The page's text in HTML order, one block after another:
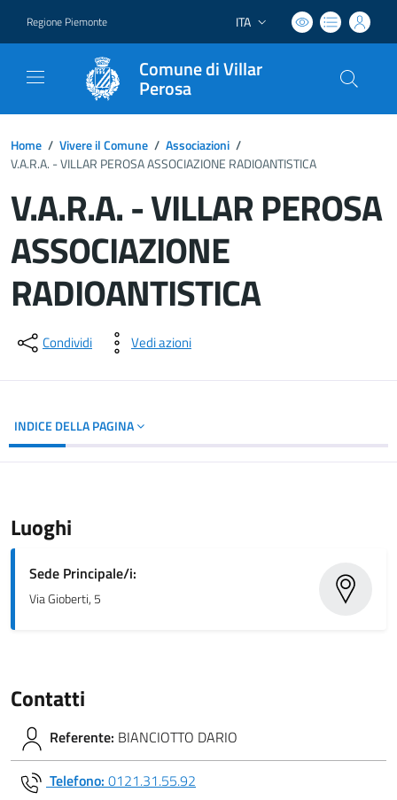
Regione Piemonte Lingua attiva:
ITA
Comune di Villar
Perosa
Home / Vivere il Comune / Associazioni /
V.A.R.A. - VILLAR PEROSA ASSOCIAZIONE RADIOANTISTICA
V.A.R.A. - VILLAR PEROSA
ASSOCIAZIONE
RADIOANTISTICA
Dettagli del documento
Condividi Vedi azioni
INDICE DELLA PAGINA
Luoghi
Sede Principale/i:
Via Gioberti, 5
Contatti
Referente: BIANCIOTTO DARIO
Telefono: 0121.31.55.92